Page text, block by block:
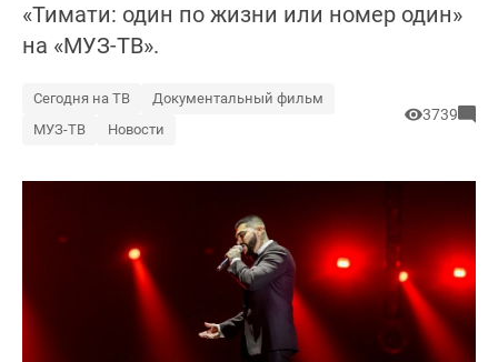
«Тимати: один по жизни или номер один»
на «МУЗ-ТВ».
Сегодня на ТВ
Документальный фильм
МУЗ-ТВ
Новости
3739